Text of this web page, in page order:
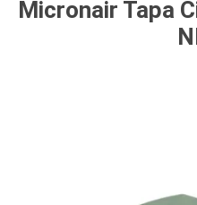
Micronair Tapa